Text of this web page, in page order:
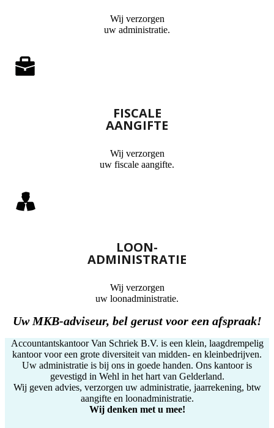
Wij verzorgen
uw administratie.
FISCALE
AANGIFTE
Wij verzorgen
uw fiscale aangifte.
LOON-
ADMINISTRATIE
Wij verzorgen
uw loonadministratie.
Uw MKB-adviseur, bel gerust voor een afspraak!
Accountantskantoor Van Schriek B.V. is een klein, laagdrempelig
kantoor voor een grote diversiteit van midden- en kleinbedrijven.
Uw administratie is bij ons in goede handen. Ons kantoor is
gevestigd in Wehl in het hart van Gelderland.
Wij geven advies, verzorgen uw administratie, jaarrekening, btw
aangifte en loonadministratie.
Wij denken met u mee!